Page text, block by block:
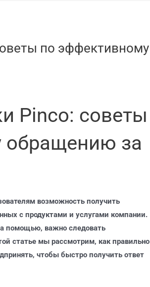
по эффективному
Pinco: советы
обращению за
возможность получить
с продуктами и услугами компании.
помощью, важно следовать
статье мы рассмотрим, как правильно
чтобы быстро получить ответ